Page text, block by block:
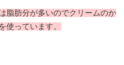
脂肪分が多いのでクリームのか
使っています。